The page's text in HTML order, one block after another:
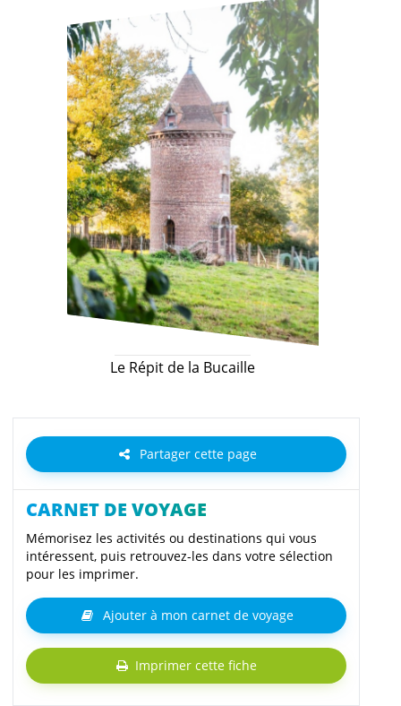
Le Répit de la Bucaille
Partager cette page
CARNET DE VOYAGE
Mémorisez les activités ou destinations qui vous
intéressent, puis retrouvez-les dans votre sélection
pour les imprimer.
Ajouter à mon carnet de voyage
Imprimer cette fiche